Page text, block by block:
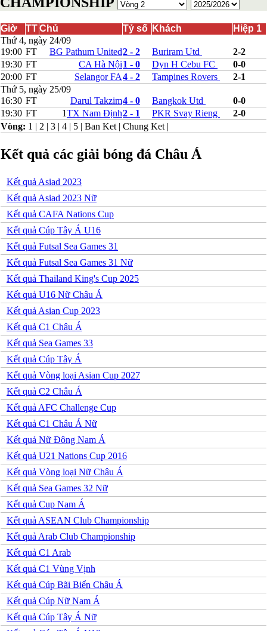
Bulgary
Bắc Macedonia
Bỉ
Croatia
Estonia
Georgia
Gibralta
Hy Lạp
Iceland
Ireland
Israel
Kosovo
Lithuania
Malta
Moldova
Na Uy
Phần Lan
Rumany
San Marino
Serbia
Slovenia
Séc
Thổ Nhĩ Kỳ
Thụy Sỹ
Ukraina
Wales
Đan Mạch
Đảo Faroe
Nhật Bản
Hàn Quốc
Trung Quốc
Arập Xêút
Bahrain
Hồng Kông
Indonesia
Iran
Iraq
Jordan
Lao
Lebanon
New Zealand
Oman
Singapore
Giờ TTChủ Tỷ số Khách
Hiệp 1
Thứ 4, ngày 24/09
19:00 FT BG Pathum United2 - 2 Buriram Utd
2-2
19:30 FT CA Hà Nội1 - 0 Dyn H Cebu FC
0-0
20:00 FT Selangor FA4 - 2 Tampines Rovers
2-1
Thứ 5, ngày 25/09
16:30 FT Darul Takzim4 - 0 Bangkok Utd
0-0
19:30 FT TX Nam Định
1 2 - 1 PKR Svay Rieng
2-0
Vòng: 1 | 2 | 3 | 4 | 5 | Ban Ket | Chung Ket |
Kết quả các giải bóng đá Châu Á
Kết quả Asiad 2023
Kết quả Asiad 2023 Nữ
Kết quả CAFA Nations Cup
Kết quả Cúp Tây Á U16
Kết quả Futsal Sea Games 31
Kết quả Futsal Sea Games 31 Nữ
Kết quả Thailand King's Cup 2025
Kết quả U16 Nữ Châu Á
Kết quả Asian Cup 2023
Kết quả C1 Châu Á
Kết quả Sea Games 33
Kết quả Cúp Tây Á
Kết quả Vòng loại Asian Cup 2027
Kết quả C2 Châu Á
Kết quả AFC Challenge Cup
Kết quả C1 Châu Á Nữ
Kết quả Nữ Đông Nam Á
Kết quả U21 Nations Cup 2016
Kết quả Vòng loại Nữ Châu Á
Kết quả Sea Games 32 Nữ
Kết quả Cup Nam Á
Kết quả ASEAN Club Championship
Kết quả Arab Club Championship
Kết quả C1 Arab
Kết quả C1 Vùng Vịnh
Kết quả Cúp Bãi Biển Châu Á
Kết quả Cúp Nữ Nam Á
Kết quả Cúp Tây Á Nữ